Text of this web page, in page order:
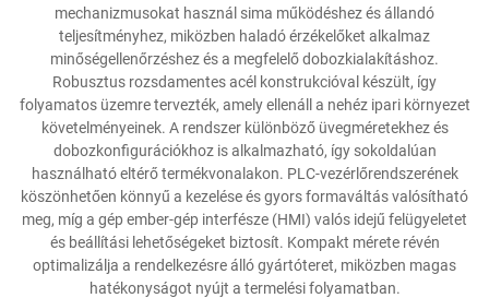
Hírek
Kapcsolat
mechanizmusokat használ sima működéshez és állandó
teljesítményhez, miközben haladó érzékelőket alkalmaz
minőségellenőrzéshez és a megfelelő dobozkialakításhoz.
Robusztus rozsdamentes acél konstrukcióval készült, így
folyamatos üzemre tervezték, amely ellenáll a nehéz ipari környezet
követelményeinek. A rendszer különböző üvegméretekhez és
dobozkonfigurációkhoz is alkalmazható, így sokoldalúan
használható eltérő termékvonalakon. PLC-vezérlőrendszerének
köszönhetően könnyű a kezelése és gyors formaváltás valósítható
meg, míg a gép ember-gép interfésze (HMI) valós idejű felügyeletet
és beállítási lehetőségeket biztosít. Kompakt mérete révén
optimalizálja a rendelkezésre álló gyártóteret, miközben magas
hatékonyságot nyújt a termelési folyamatban.